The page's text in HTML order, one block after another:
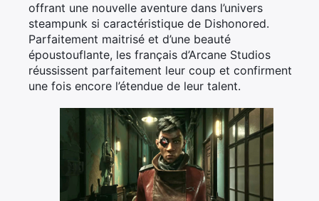
offrant une nouvelle aventure dans l’univers
steampunk si caractéristique de Dishonored.
Parfaitement maitrisé et d’une beauté
époustouflante, les français d’Arcane Studios
réussissent parfaitement leur coup et confirment
une fois encore l’étendue de leur talent.